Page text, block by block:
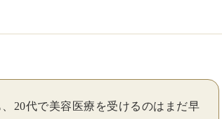
20代で美容医療を受けるのはまだ早